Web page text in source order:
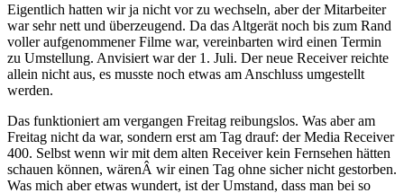
Eigentlich hatten wir ja nicht vor zu wechseln, aber der Mitarbeiter
war sehr nett und überzeugend. Da das Altgerät noch bis zum Rand
voller aufgenommener Filme war, vereinbarten wird einen Termin
zu Umstellung. Anvisiert war der 1. Juli. Der neue Receiver reichte
allein nicht aus, es musste noch etwas am Anschluss umgestellt
werden.
Das funktioniert am vergangen Freitag reibungslos. Was aber am
Freitag nicht da war, sondern erst am Tag drauf: der Media Receiver
400. Selbst wenn wir mit dem alten Receiver kein Fernsehen hätten
schauen können, wärenÂ wir einen Tag ohne sicher nicht gestorben.
Was mich aber etwas wundert, ist der Umstand, dass man bei so